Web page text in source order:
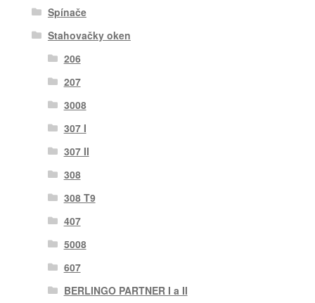
Spínače
Stahovačky oken
206
207
3008
307 I
307 II
308
308 T9
407
5008
607
BERLINGO PARTNER I a II